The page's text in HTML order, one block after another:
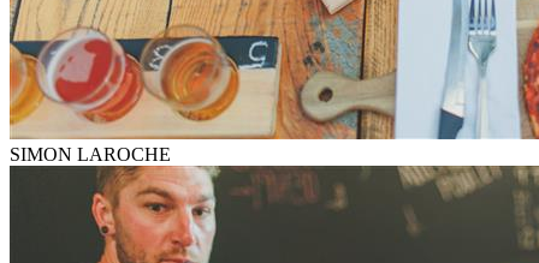
SIMON LAROCHE